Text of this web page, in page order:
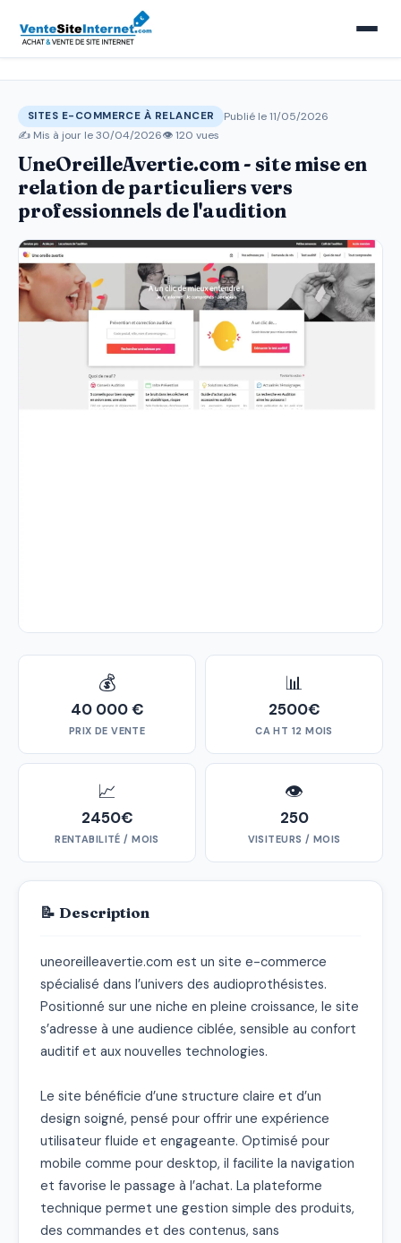
SITES E-COMMERCE À RELANCER
Publié le 11/05/2026
✍️ Mis à jour le30/04/2026👁 120 vues
UneOreilleAvertie.com - site mise en
relation de particuliers vers
professionnels de l'audition
💰
40 000 €
PRIX DE VENTE
📊
2500€
CA HT 12 MOIS
📈
2450€
RENTABILITÉ / MOIS
👁
250
VISITEURS / MOIS
📝 Description
uneoreilleavertie.com est un site e-commerce
spécialisé dans l’univers des audioprothésistes.
Positionné sur une niche en pleine croissance, le site
s’adresse à une audience ciblée, sensible au confort
auditif et aux nouvelles technologies.
Le site bénéficie d’une structure claire et d’un
design soigné, pensé pour offrir une expérience
utilisateur fluide et engageante. Optimisé pour
mobile comme pour desktop, il facilite la navigation
et favorise le passage à l’achat. La plateforme
technique permet une gestion simple des produits,
des commandes et des contenus, sans